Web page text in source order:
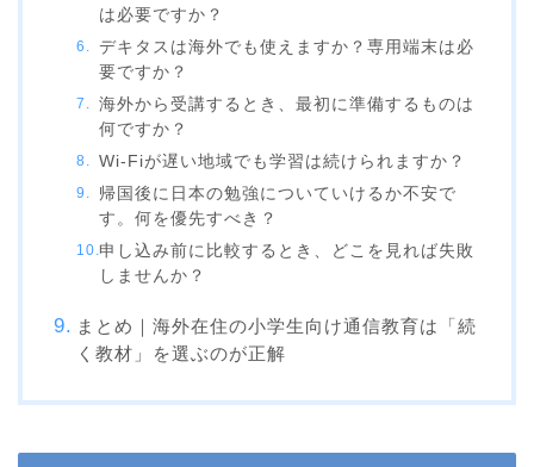
は必要ですか？
デキタスは海外でも使えますか？専用端末は必
要ですか？
海外から受講するとき、最初に準備するものは
何ですか？
Wi-Fiが遅い地域でも学習は続けられますか？
帰国後に日本の勉強についていけるか不安で
す。何を優先すべき？
申し込み前に比較するとき、どこを見れば失敗
しませんか？
まとめ｜海外在住の小学生向け通信教育は「続
く教材」を選ぶのが正解